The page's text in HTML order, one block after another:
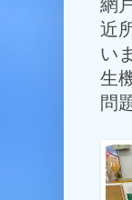
近
い
生
問